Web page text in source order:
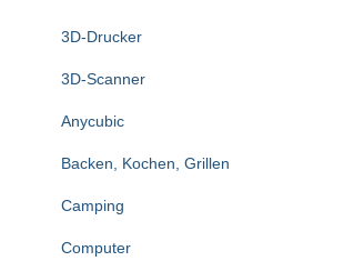
3D-Drucker
3D-Scanner
Anycubic
Backen, Kochen, Grillen
Camping
Computer